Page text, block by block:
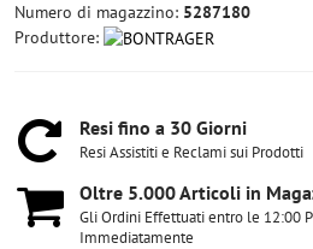
Numero di magazzino: 5287180
Produttore:
Resi fino a 30 Giorni
Resi Assistiti e Reclami sui Prodotti
Oltre 5​.000 Articoli in
Gli Ordini Effettuati entro le 12:00
Immediatamente